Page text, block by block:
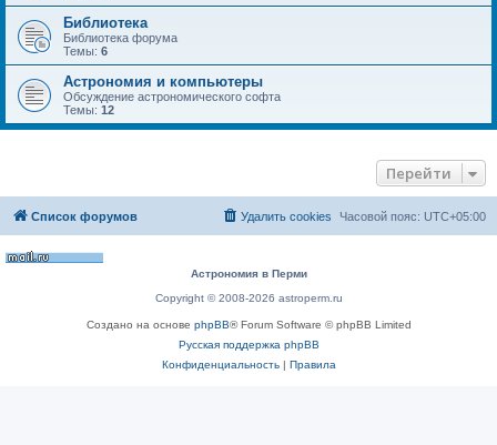
Библиотека
Библиотека форума
Темы: 6
Астрономия и компьютеры
Обсуждение астрономического софта
Темы: 12
Перейти
Список форумов Часовой пояс: UTC+05:00
Удалить cookies
Астрономия в Перми
Copyright © 2008-2026 astroperm.ru
Создано на основе phpBB® Forum Software © phpBB Limited
Русская поддержка phpBB
Конфиденциальность| Правила